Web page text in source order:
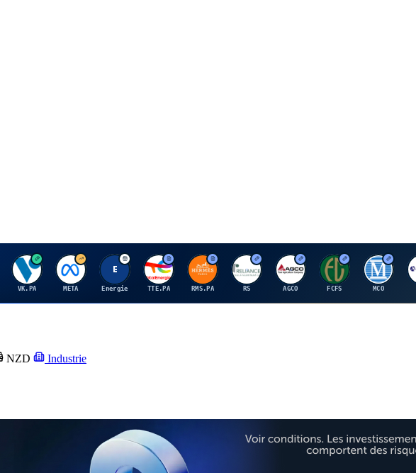
V
VK.PA
M
META
E
Energie
T
TTE.PA
H
RMS.PA
R
RS
A
AGCO
F
FCFS
M
MCO
NZD Industrie